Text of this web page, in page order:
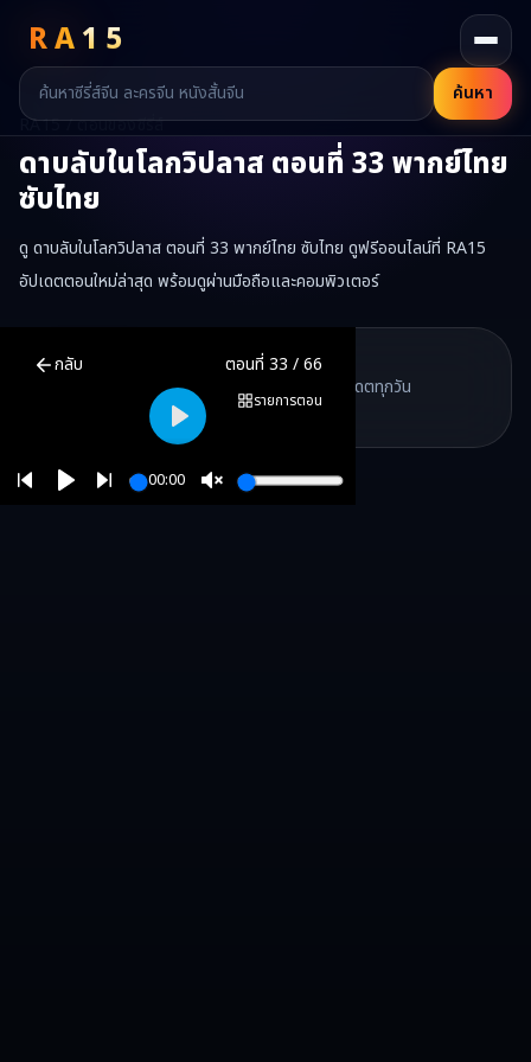
RA15
ค้นหา
RA15 / ตอนของซีรี่ส์
ดาบลับในโลกวิปลาส ตอนที่ 33 พากย์ไทย
ซับไทย
ดู ดาบลับในโลกวิปลาส ตอนที่ 33 พากย์ไทย ซับไทย ดูฟรีออนไลน์ที่ RA15
อัปเดตตอนใหม่ล่าสุด พร้อมดูผ่านมือถือและคอมพิวเตอร์
กลับ ตอนที่ 33 /66
รายการตอน
00:00
Play
ดาบ
RA15 เป็นเว็บไซต์ดูซีรี่ส์จีนออนไลน์ฟรี ที่รวบรวมหนังจีน ละครจีน มิ
RA15 Drama
RA15 Drama
รวมซีรี่ส์จีน ละครสั้น หนังแนวตั้ง พากย์ไทย อัปเดตทุกวัน
RA15 Drama